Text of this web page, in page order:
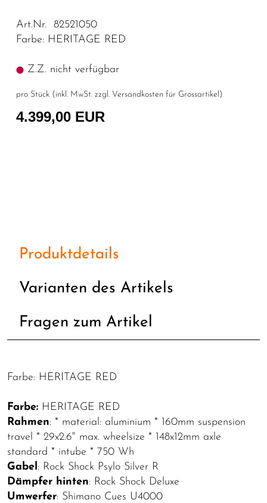
Art.Nr. 82521050
Farbe: HERITAGE RED
Z.Z. nicht verfügbar
pro Stück (inkl. MwSt. zzgl. Versandkosten für Grossartikel )
4.399,00 EUR
Produktdetails
Varianten des Artikels
Fragen zum Artikel
Farbe: HERITAGE RED
Farbe: HERITAGE RED
Rahmen: * material: aluminium * 160mm suspension
travel * 29x2.6" max. wheelsize * 148x12mm axle
standard * intube * 750 Wh
Gabel: Rock Shock Psylo Silver R
Dämpfer hinten: Rock Shock Deluxe
Umwerfer: Shimano Cues U4000